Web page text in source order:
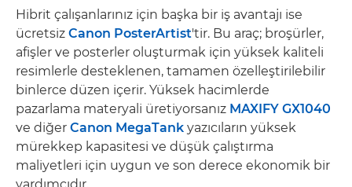
Hibrit çalışanlarınız için başka bir iş avantajı ise
ücretsiz Canon PosterArtist'tir. Bu araç; broşürler,
afişler ve posterler oluşturmak için yüksek kaliteli
resimlerle desteklenen, tamamen özelleştirilebilir
binlerce düzen içerir. Yüksek hacimlerde
pazarlama materyali üretiyorsanız MAXIFY GX1040
ve diğer Canon MegaTank yazıcıların yüksek
mürekkep kapasitesi ve düşük çalıştırma
maliyetleri için uygun ve son derece ekonomik bir